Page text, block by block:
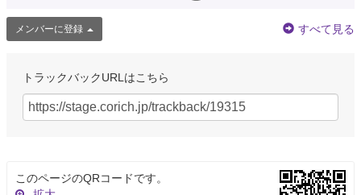
メンバーに登録 すべて見る
トラックバックURLはこちら
このページのQRコードです。